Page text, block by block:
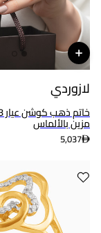
لازوردي
مزين بالألماس
5,037